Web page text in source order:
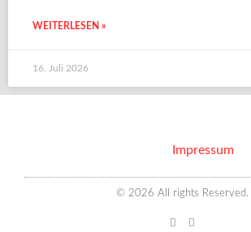
WEITERLESEN »
16. Juli 2026
Impressum
© 2026 All rights Reserved.